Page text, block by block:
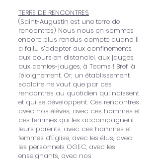
TERRE DE RENCONTRES
(Saint-Augustin est une terre de
rencontres) Nous nous en sommes
encore plus rendus compte quand il
a fallu s’adapter aux confinements,
aux cours en distanciel, aux jauges,
aux demies-jauges, à Teams ! Bref, à
l’éloignement. Or, un établissement
scolaire ne vaut que par ces
rencontres au quotidien qui naissent
et qui se développent. Ces rencontres
avec nos élèves, avec ces hommes et
ces femmes qui les accompagnent
leurs parents, avec ces hommes et
femmes d’Eglise, avec les élus, avec
les personnels OGEC, avec les
enseignants, avec nos